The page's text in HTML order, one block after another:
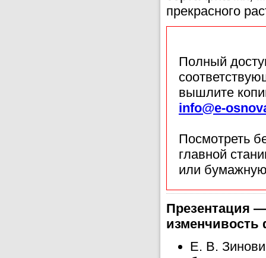
прекрасного
Полный
вышлите
info@e-
Посмотреть
главной
или
Презентация
изменчивость
Е. В.